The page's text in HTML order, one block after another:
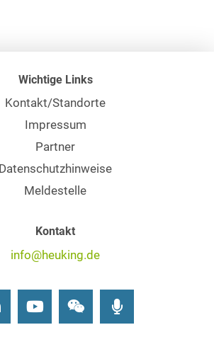
Wichtige Links
Kontakt/Standorte
Impressum
Partner
Datenschutzhinweise
Meldestelle
Kontakt
info@heuking.de
LinkedInYoutubeWechat